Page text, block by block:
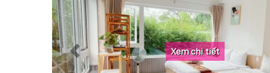
Xem chi tiết